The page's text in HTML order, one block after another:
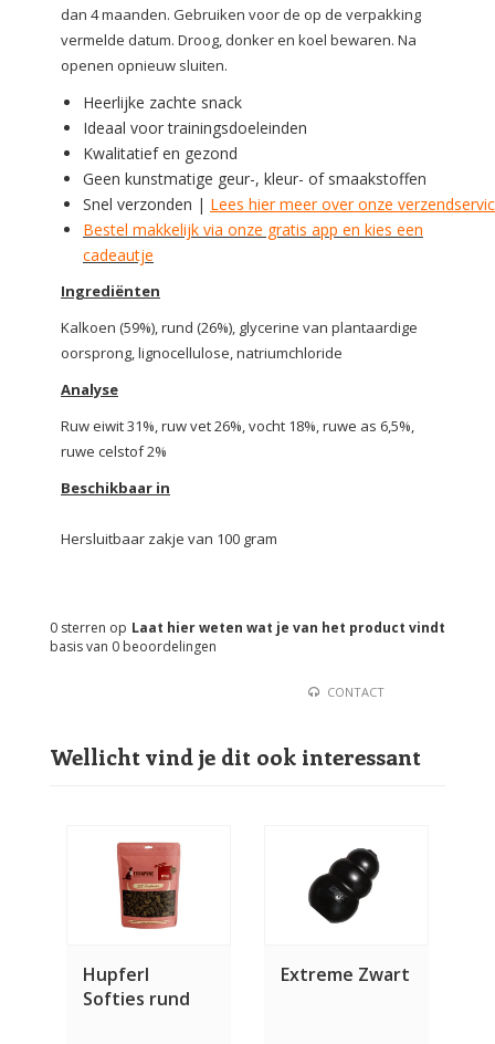
dan 4 maanden. Gebruiken voor de op de verpakking
vermelde datum. Droog, donker en koel bewaren. Na
openen opnieuw sluiten.
Heerlijke zachte snack
Ideaal voor trainingsdoeleinden
Kwalitatief en gezond
Geen kunstmatige geur-, kleur- of smaakstoffen
Snel verzonden | Lees hier meer over onze
Bestel makkelijk via onze gratis app en kies een
cadeautje
Ingrediënten
Kalkoen (59%), rund (26%), glycerine van plantaardige
oorsprong, lignocellulose, natriumchloride
Analyse
Ruw eiwit 31%, ruw vet 26%, vocht 18%, ruwe as 6,5%,
ruwe celstof 2%
Beschikbaar in
Hersluitbaar zakje van 100 gram
Laat hier weten wat je van het product vindt
0 sterren op
basis van 0 beoordelingen
CONTACT
Wellicht vind je dit ook interessant
Hupferl
Softies rund
Extreme Zwart